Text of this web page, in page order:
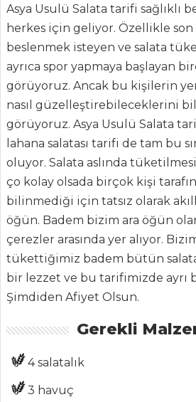
ANASAYFA
BLOG
Medya
Aktüel
Chefs
Haber
ŞEFİN TARİFLERİ
MENÜLER
Tüm
Kategoriler
Asya Usulü Salata tarifi sağlıklı
herkes için geliyor. Özellikle son
beslenmek isteyen ve salata
ayrıca spor yapmaya başlayan
görüyoruz. Ancak bu kişilerin
nasıl güzelleştirebileceklerini
görüyoruz. Asya Usulü Salata
lahana salatası tarifi de tam bu
oluyor. Salata aslında
ço kolay olsada birçok kişi
bilinmediği için tatsız olarak
öğün. Badem bizim ara öğün
çerezler arasında yer alıyor.
tükettiğimiz badem bütün
bir lezzet ve bu tarifimizde ayrı
Şimdiden Afiyet Olsun.
Gerekli
4 salatalık
3 havuç